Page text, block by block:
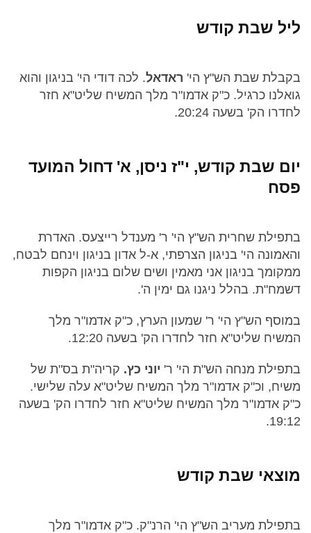
ליל שבת קודש
בקבלת שבת הש"ץ הי' ראדאל. לכה דודי הי' בניגון והוא
גואלנו כרגיל. כ"ק אדמו"ר מלך המשיח שליט"א חזר
לחדרו הק' בשעה 20:24.
יום שבת קודש, י"ז ניסן, א' דחול המועד
פסח
בתפילת שחרית הש"ץ הי' ר' מענדל רייצעס. האדרת
והאמונה הי' בניגון הצרפתי, א-ל אדון בניגון וינחם לבטח,
ממקומך בניגון אני מאמין ושים שלום בניגון הקפות
דשמח"ת. בהלל ניגנו גם ימין ה'.
במוסף הש"ץ הי' ר' שמעון הערץ, כ"ק אדמו"ר מלך
המשיח שליט"א חזר לחדרו הק' בשעה 12:20.
בתפילת מנחה הש"ת הי' ר' יוני כץ. קריה"ת בס"ת של
משיח, וכ"ק אדמו"ר מלך המשיח שליט"א עלה שלישי.
כ"ק אדמו"ר מלך המשיח שליט"א חזר לחדרו הק' בשעה
19:12.
מוצאי שבת קודש
בתפילת מעריב הש"ץ הי' הרנ"ק. כ"ק אדמו"ר מלך